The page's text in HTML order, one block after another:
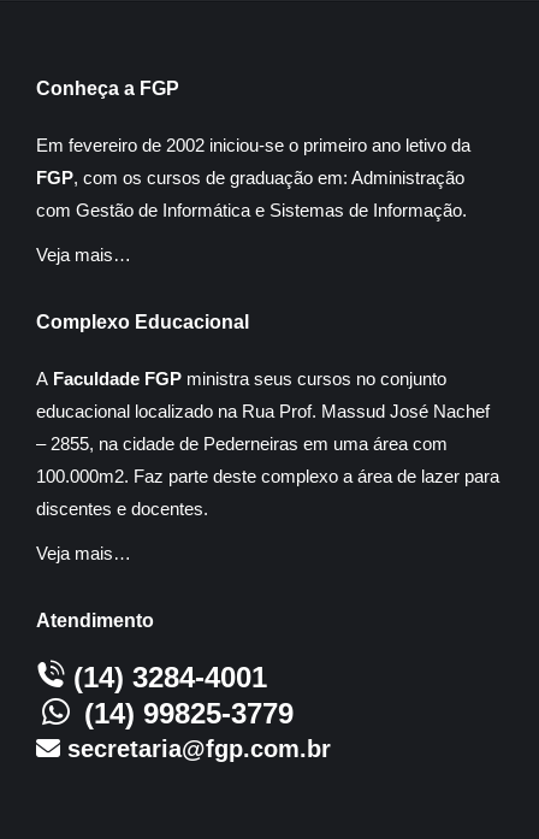
Conheça a FGP
Em fevereiro de 2002 iniciou-se o primeiro ano letivo da
FGP, com os cursos de graduação em: Administração
com Gestão de Informática e Sistemas de Informação.
Veja mais…
Complexo Educacional
A Faculdade FGP ministra seus cursos no conjunto
educacional localizado na Rua Prof. Massud José Nachef
– 2855, na cidade de Pederneiras em uma área com
100.000m2. Faz parte deste complexo a área de lazer para
discentes e docentes.
Veja mais…
Atendimento
(14) 3284-4001
(14) 99825-3779
secretaria@fgp.com.br